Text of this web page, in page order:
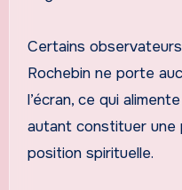
Certains
Rochebin ne porte
l’écran, ce qui
autant constituer une
position spirituelle.